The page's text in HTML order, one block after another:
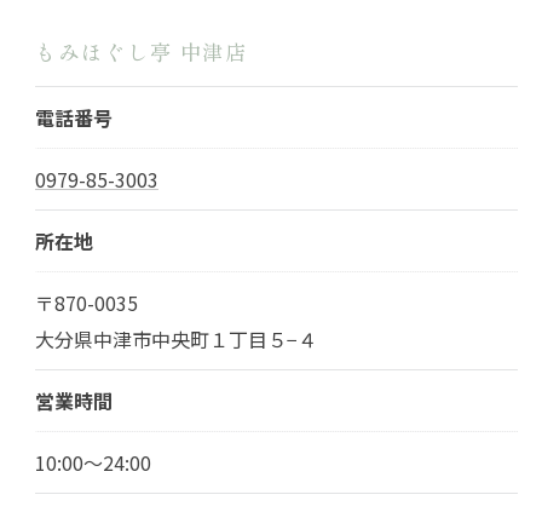
もみほぐし亭 中津店
電話番号
0979-85-3003
所在地
〒870-0035
大分県中津市中央町１丁目５−４
営業時間
10:00～24:00